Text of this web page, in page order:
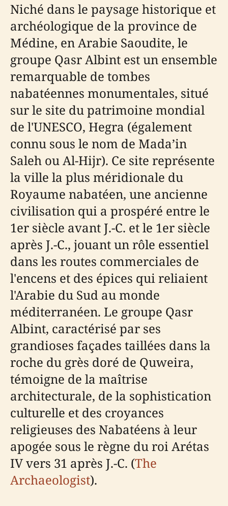
Niché dans le paysage historique et
archéologique de la province de
Médine, en Arabie Saoudite, le
groupe Qasr Albint est un ensemble
remarquable de tombes
nabatéennes monumentales, situé
sur le site du patrimoine mondial
de l'UNESCO, Hegra (également
connu sous le nom de Mada’in
Saleh ou Al-Hijr). Ce site représente
la ville la plus méridionale du
Royaume nabatéen, une ancienne
civilisation qui a prospéré entre le
1er siècle avant J.-C. et le 1er siècle
après J.-C., jouant un rôle essentiel
dans les routes commerciales de
l'encens et des épices qui reliaient
l'Arabie du Sud au monde
méditerranéen. Le groupe Qasr
Albint, caractérisé par ses
grandioses façades taillées dans la
roche du grès doré de Quweira,
témoigne de la maîtrise
architecturale, de la sophistication
culturelle et des croyances
religieuses des Nabatéens à leur
apogée sous le règne du roi Arétas
IV vers 31 après J.-C. (The
Archaeologist).